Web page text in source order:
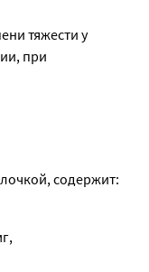
тяжести у
при
содержит: